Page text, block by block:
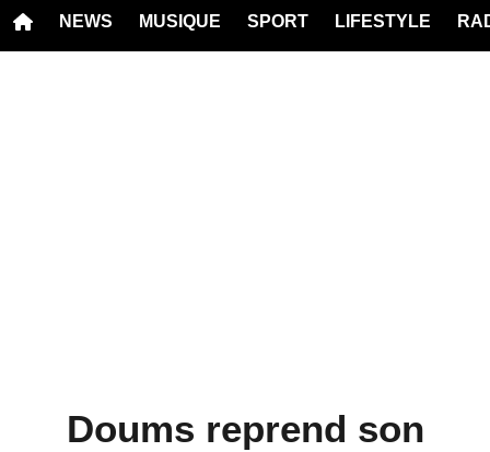
NEWS MUSIQUE SPORT LIFESTYLE
Doums reprend son